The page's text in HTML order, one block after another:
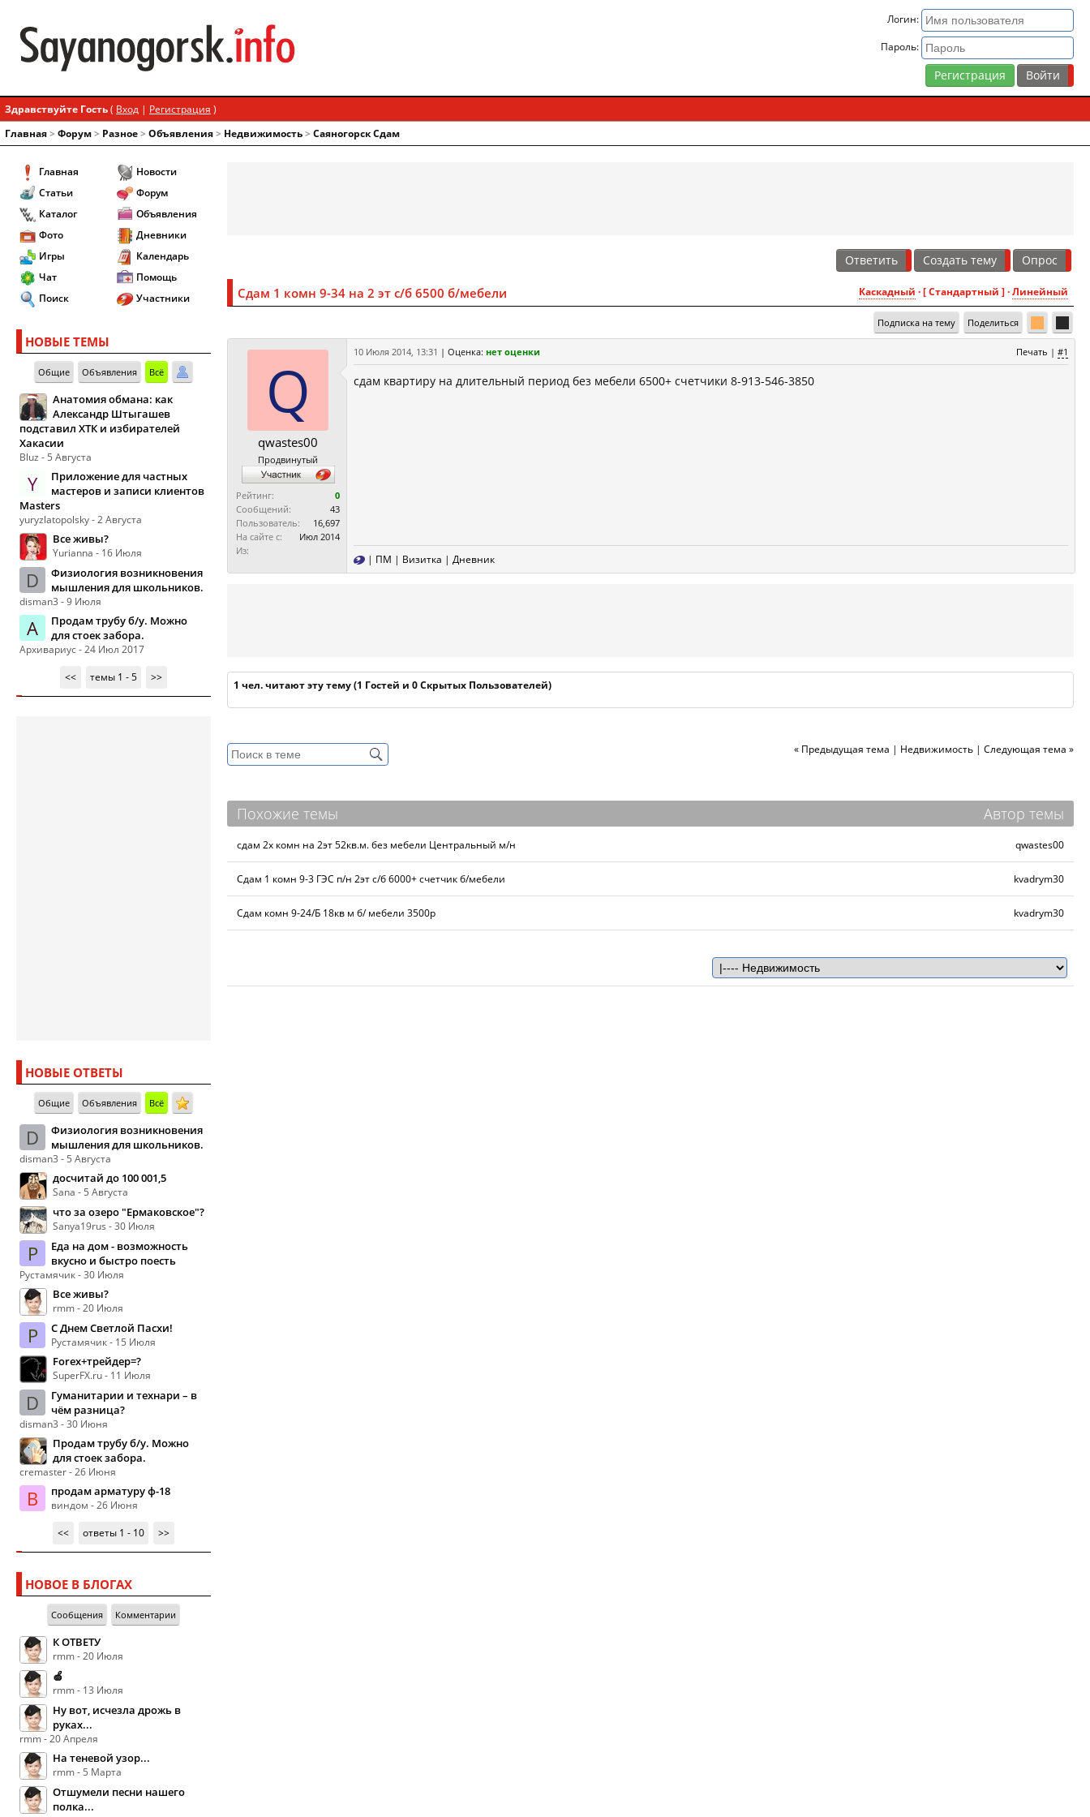
Логин:
Пароль:
Регистрация
Здравствуйте Гость( Вход | Регистрация )
Главная> Форум> Разное> Объявления> Недвижимость> Саяногорск Сдам
Главная
Статьи
Каталог
Фото
Игры
Чат
Поиск
Новости
Форум
Объявления
Дневники
Календарь
Помощь
Участники
НОВЫЕ ТЕМЫ
Общие Объявления Всё
Анатомия обмана: как
Александр Штыгашев
подставил ХТК и избирателей
Хакасии
Bluz - 5 Августа
Y
Приложение для частных
мастеров и записи клиентов
Masters
yuryzlatopolsky - 2 Августа
Все живы?
Yurianna - 16 Июля
D
Физиология возникновения
мышления для школьников.
disman3 - 9 Июля
А
Продам трубу б/у. Можно
для стоек забора.
Архивариус - 24 Июл 2017
<<
темы 1 - 5 >>
НОВЫЕ ОТВЕТЫ
Общие Объявления Всё
D
Физиология возникновения
мышления для школьников.
disman3 - 5 Августа
досчитай до 100 001,5
Sana - 5 Августа
что за озеро "Ермаковское"?
Sanya19rus - 30 Июля
Р
Еда на дом - возможность
вкусно и быстро поесть
Рустамячик - 30 Июля
Все живы?
rmm - 20 Июля
Р С Днем Светлой Пасхи!
Рустамячик - 15 Июля
Forex+трейдер=?
SuperFX.ru - 11 Июля
D
Гуманитарии и технари – в
чём разница?
disman3 - 30 Июня
Продам трубу б/у. Можно
для стоек забора.
cremaster - 26 Июня
В продам арматуру ф-18
виндом - 26 Июня
<<
ответы 1 - 10 >>
НОВОЕ В БЛОГАХ
Сообщения Комментарии
К ОТВЕТУ
rmm - 20 Июля
🍏
rmm - 13 Июля
Ну вот, исчезла дрожь в
руках...
rmm - 20 Апреля
На теневой узор...
rmm - 5 Марта
Отшумели песни нашего
полка...
Ответить Создать тему Опрос
Каскадный · [ Стандартный ] ·Линейный
Сдам 1 комн 9-34 на 2 эт с/б 6500 б/мебели
Подписка на тему Поделиться
Q
qwastes00
Продвинутый
Рейтинг:
0
Сообщений:
43
Пользователь:
16,697
На сайте с:
Июл 2014
Из:
Печать | #1
10 Июля 2014, 13:31 | Оценка: нет оценки
сдам квартиру на длительный период без мебели 6500+ счетчики 8-913-546-3850
| ПМ | Визитка | Дневник
1 чел. читают эту тему (1 Гостей и 0 Скрытых Пользователей)
« Предыдущая тема | Недвижимость | Следующая тема »
Похожие темы Автор темы
сдам 2х комн на 2эт 52кв.м. без мебели Центральный м/н qwastes00
Сдам 1 комн 9-3 ГЭС п/н 2эт с/б 6000+ счетчик б/мебели kvadrym30
Сдам комн 9-24/Б 18кв м б/ мебели 3500р kvadrym30